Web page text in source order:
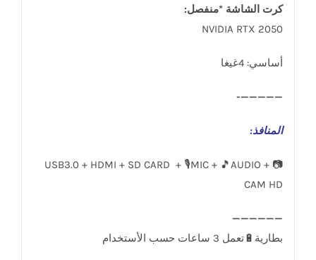
كرت الشاشة *منفصل:
NVIDIA RTX 2050
أساسي: 4غيغا
—————-
المنافذ:
USB3.0 + HDMI + SD CARD + 🎙️MIC + 🎵AUDIO + 📷
CAM HD